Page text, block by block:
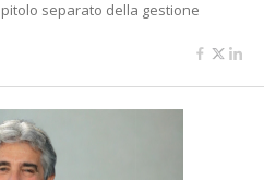
separato della gestione